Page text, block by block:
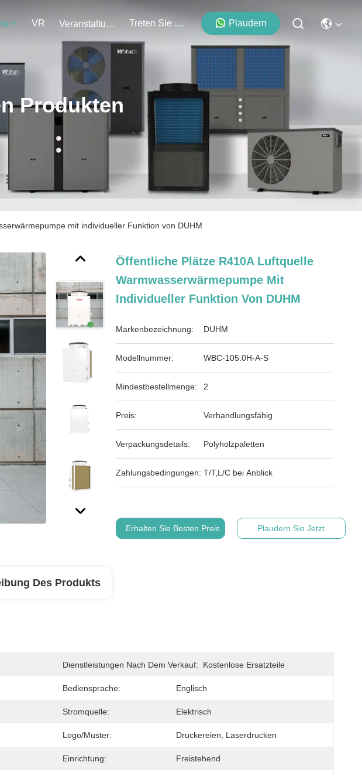
VR Veranstaltungen Treten Sie Mit Uns In Verbindung Plaudern
Produkten
mit individueller Funktion von DUHM
Öffentliche Plätze R410A Luftquelle
Warmwasserwärmepumpe Mit
Individueller Funktion Von DUHM
Markenbezeichnung: DUHM
Modellnummer: WBC-105.0H-A-S
Mindestbestellmenge: 2
Preis: Verhandlungsfähig
Verpackungsdetails: Polyholzpaletten
Zahlungsbedingungen: T/T,L/C bei Anblick
Erhalten Sie Besten Preis Plaudern Sie Jetzt
Des Produkts
Dienstleistungen Nach Dem Verkauf: Kostenlose Ersatzteile
Bediensprache: Englisch
Stromquelle: Elektrisch
Logo/Muster: Druckereien, Laserdrucken
Einrichtung: Freistehend